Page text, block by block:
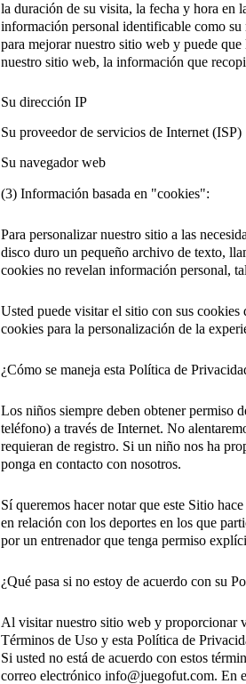
la duración de su visita, la fecha y hora en
información personal identificable como
para mejorar nuestro sitio web y puede
nuestro sitio web, la información que
Su dirección IP
Su proveedor de servicios de Internet (ISP)
Su navegador web
(3) Información basada en "cookies":
Para personalizar nuestro sitio a las
disco duro un pequeño archivo de texto,
cookies no revelan información personal,
Usted puede visitar el sitio con sus cookies
cookies para la personalización de la
¿Cómo se maneja esta Política de
Los niños siempre deben obtener permiso
teléfono) a través de Internet. No
requieran de registro. Si un niño nos ha
ponga en contacto con nosotros.
Sí queremos hacer notar que este Sitio
en relación con los deportes en los que
por un entrenador que tenga permiso
¿Qué pasa si no estoy de acuerdo con su
Al visitar nuestro sitio web y proporcionar
Términos de Uso y esta Política de
Si usted no está de acuerdo con estos
correo electrónico info@juegofut.com. En